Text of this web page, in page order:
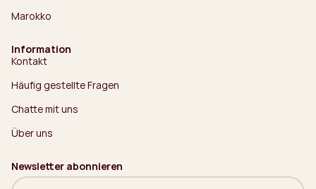
Marokko
Information
Kontakt
Häufig gestellte Fragen
Chatte mit uns
Über uns
Newsletter abonnieren
Name